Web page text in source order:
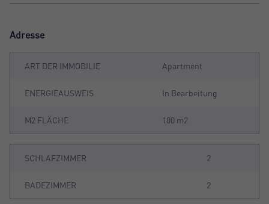
Adresse
ART DER IMMOBILIE Apartment
ENERGIEAUSWEIS In Bearbeitung
M2 FLÄCHE 100 m2
SCHLAFZIMMER 2
BADEZIMMER 2